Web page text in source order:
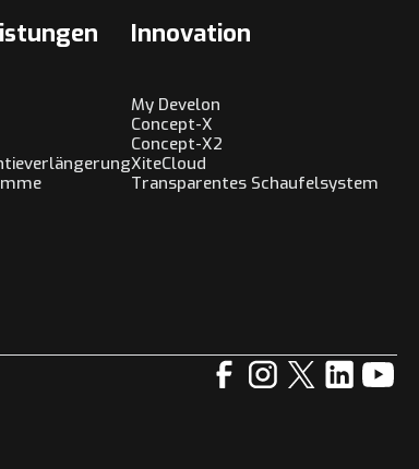
Innovation
My Develon
Concept-X
Concept-X2
XiteCloud
Transparentes Schaufelsystem